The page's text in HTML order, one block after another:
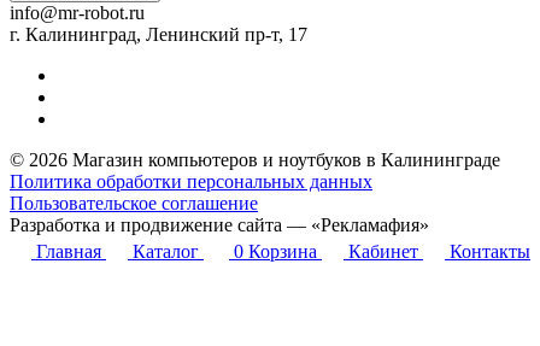
info@mr-robot.ru
г. Калининград, Ленинский пр-т, 17
© 2026 Магазин компьютеров и ноутбуков в Калининграде
Политика обработки персональных данных
Пользовательское соглашение
Разработка и продвижение сайта — «Рекламафия»
Главная
Каталог 0 Корзина Кабинет Контакты